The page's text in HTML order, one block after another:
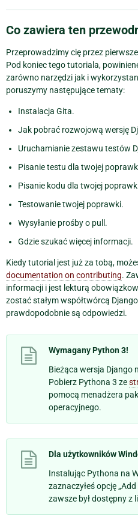
Co zawiera ten
Przeprowadzimy cię przez
Pod koniec tego tutoriala,
zarówno narzędzi jak i
poruszymy następujące tematy:
Instalacja Gita.
Jak pobrać rozwojową wersję
Uruchamianie zestawu testów
Pisanie testu dla twojej
Pisanie kodu dla twojej
Testowanie twojej poprawki.
Wysyłanie prośby o pull.
Gdzie szukać więcej informacji.
Kiedy tutorial jest już za tobą,
documentation on contributing.
informacji i jest lekturą
zostać stałym współtwórcą
prawdopodobnie są odpowiedzi.
Wymagany Python 3!
Bieżąca wersja Django
Pobierz Pythona 3 ze
pomocą menadżera
operacyjnego.
Dla użytkowników
Instalując Pythona na
zaznaczyłeś opcję
zawsze był dostępny z